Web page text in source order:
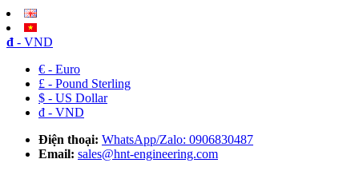
đ - VND
€ - Euro
£ - Pound Sterling
$ - US Dollar
đ - VND
Điện thoại: WhatsApp/Zalo: 0906830487
Email: sales@hnt-engineering.com